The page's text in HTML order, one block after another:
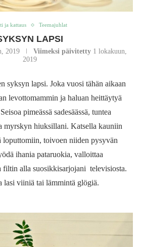
ja kattaus Teemajuhlat
LAPSI
2019 Viimeksi päivitetty 1 lokakuun,
2019
syksyn lapsi. Joka vuosi tähän aikaan
levottomammin ja haluan heittäytyä
pimeässä sadesäässä, tuntea
myrskyn hiuksillani. Katsella kauniin
loputtomiin, toivoen niiden pysyvän
ihania pataruokia, valloittaa
filtin alla suosikkisarjojani televisiosta.
lasi viiniä tai lämmintä glögiä.